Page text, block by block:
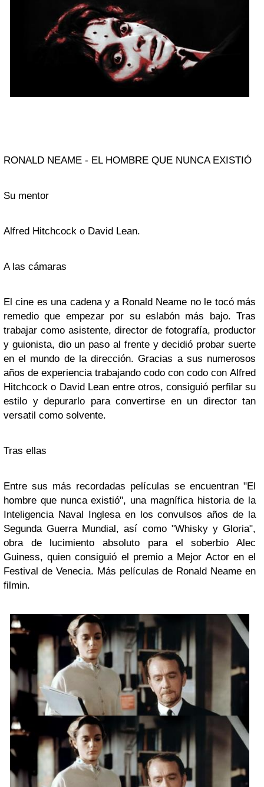
RONALD NEAME - EL HOMBRE QUE NUNCA EXISTIÓ
Su mentor
Alfred Hitchcock o David Lean.
A las cámaras
El cine es una cadena y a Ronald Neame no le tocó más
remedio que empezar por su eslabón más bajo. Tras
trabajar como asistente, director de fotografía, productor
y guionista, dio un paso al frente y decidió probar suerte
en el mundo de la dirección. Gracias a sus numerosos
años de experiencia trabajando codo con codo con Alfred
Hitchcock o David Lean entre otros, consiguió perfilar su
estilo y depurarlo para convertirse en un director tan
versatil como solvente.
Tras ellas
Entre sus más recordadas películas se encuentran "El
hombre que nunca existió", una magnífica historia de la
Inteligencia Naval Inglesa en los convulsos años de la
Segunda Guerra Mundial, así como "Whisky y Gloria",
obra de lucimiento absoluto para el soberbio Alec
Guiness, quien consiguió el premio a Mejor Actor en el
Festival de Venecia. Más películas de Ronald Neame en
filmin.